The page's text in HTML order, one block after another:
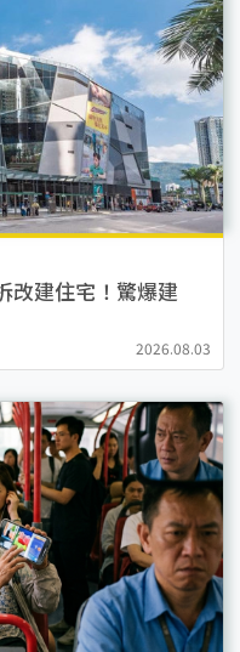
改建住宅！驚爆建
2026.08.03